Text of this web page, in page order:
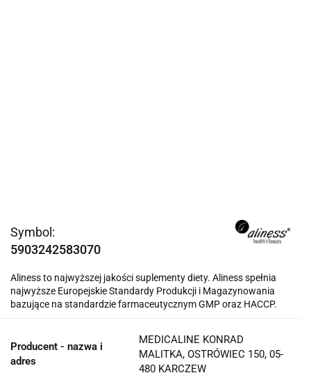
Symbol:
5903242583070
Aliness to najwyższej jakości suplementy diety. Aliness spełnia
najwyższe Europejskie Standardy Produkcji i Magazynowania
bazujące na standardzie farmaceutycznym GMP oraz HACCP.
Producent - nazwa i
adres
MEDICALINE KONRAD
MALITKA, OSTRÓWIEC 150, 05-
480 KARCZEW